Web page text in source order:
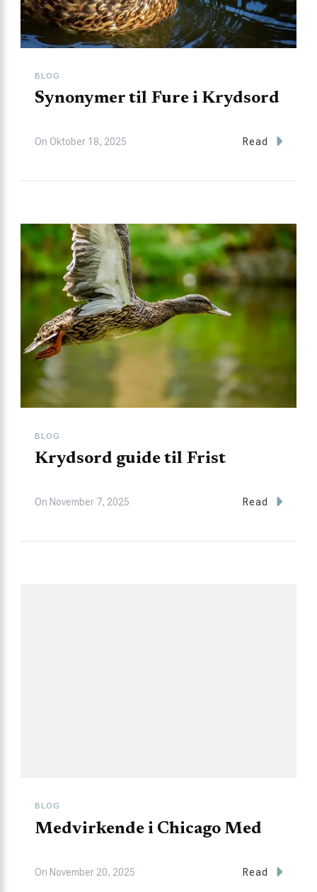
BLOG
Synonymer til Fure i Krydsord
On Oktober 18, 2025 Read
BLOG
Krydsord guide til Frist
On November 7, 2025 Read
BLOG
Medvirkende i Chicago Med
On November 20, 2025 Read